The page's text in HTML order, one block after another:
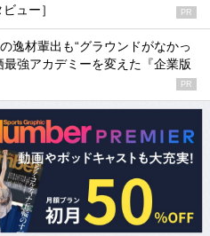
ュー］
PR
逸材輩出も“グラウンドがなかっ
強アカデミーを変えた『企業版
PR